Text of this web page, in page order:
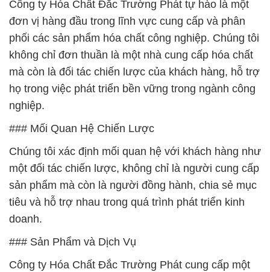
Công ty Hóa Chất Đắc Trường Phát tự hào là một
đơn vị hàng đầu trong lĩnh vực cung cấp và phân
phối các sản phẩm hóa chất công nghiệp. Chúng tôi
không chỉ đơn thuần là một nhà cung cấp hóa chất
mà còn là đối tác chiến lược của khách hàng, hỗ trợ
họ trong việc phát triển bền vững trong ngành công
nghiệp.
### Mối Quan Hệ Chiến Lược
Chúng tôi xác định mối quan hệ với khách hàng như
một đối tác chiến lược, không chỉ là người cung cấp
sản phẩm mà còn là người đồng hành, chia sẻ mục
tiêu và hỗ trợ nhau trong quá trình phát triển kinh
doanh.
### Sản Phẩm và Dịch Vụ
Công ty Hóa Chất Đắc Trường Phát cung cấp một